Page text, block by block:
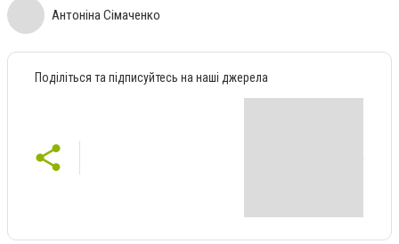
Антоніна Сімаченко
Поділіться та підписуйтесь на наші джерела